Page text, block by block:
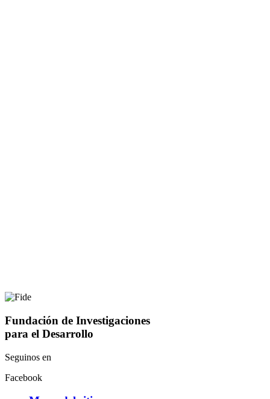
Fundación de Investigaciones
para el Desarrollo
Seguinos en
Facebook